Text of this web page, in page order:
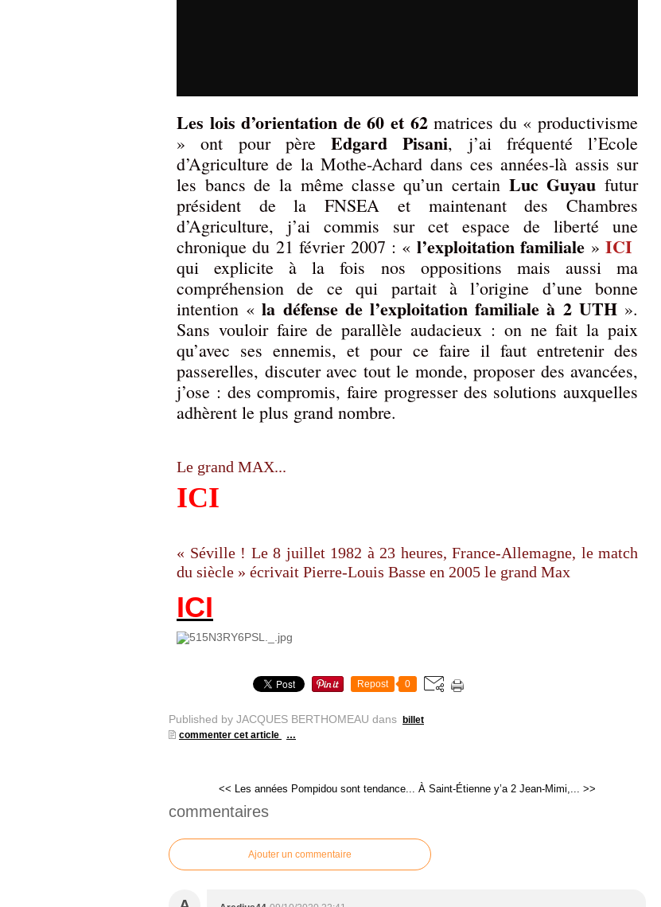
Les lois d’orientation de 60 et 62matrices du « productivisme
» ont pour père Edgard Pisani, j’ai fréquenté l’Ecole
d’Agriculture de la Mothe-Achard dans ces années-là assis sur
les bancs de la même classe qu’un certain Luc Guyau futur
président de la FNSEA et maintenant des Chambres
d’Agriculture, j’ai commis sur cet espace de liberté une
chronique du 21 février 2007 : « l’exploitation familiale »ICI
qui explicite à la fois nos oppositions mais aussi ma
compréhension de ce qui partait à l’origine d’une bonne
intention «la défense de l’exploitation familiale à 2 UTH».
Sans vouloir faire de parallèle audacieux : on ne fait la paix
qu’avec ses ennemis, et pour ce faire il faut entretenir des
passerelles, discuter avec tout le monde, proposer des avancées,
j’ose : des compromis, faire progresser des solutions auxquelles
adhèrent le plus grand nombre.
Le grand MAX...
ICI
« Séville ! Le 8 juillet 1982 à 23 heures, France-Allemagne, le match
du siècle » écrivait Pierre-Louis Basse en 2005 le grand Max
ICI
Repost 0
Published by JACQUES BERTHOMEAU dans
billet
commenter cet article
…
<< Les années Pompidou sont tendance... À Saint-Étienne y’a 2 Jean-Mimi,... >>
commentaires
Ajouter un commentaire